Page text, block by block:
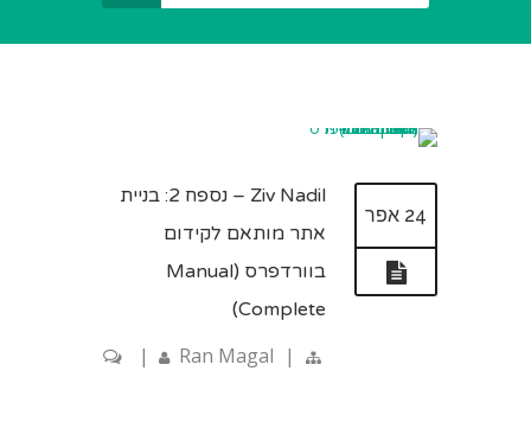
24 אפר
Ziv Nadil – נספח 2: בניית
אתר מותאם לקידום
בוורדפרס (Manual
Complete)
Ran Magal |
|